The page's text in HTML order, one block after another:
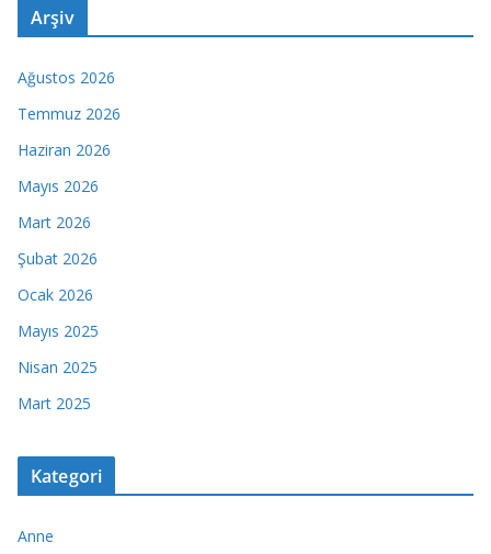
Arşiv
Ağustos 2026
Temmuz 2026
Haziran 2026
Mayıs 2026
Mart 2026
Şubat 2026
Ocak 2026
Mayıs 2025
Nisan 2025
Mart 2025
Kategori
Anne